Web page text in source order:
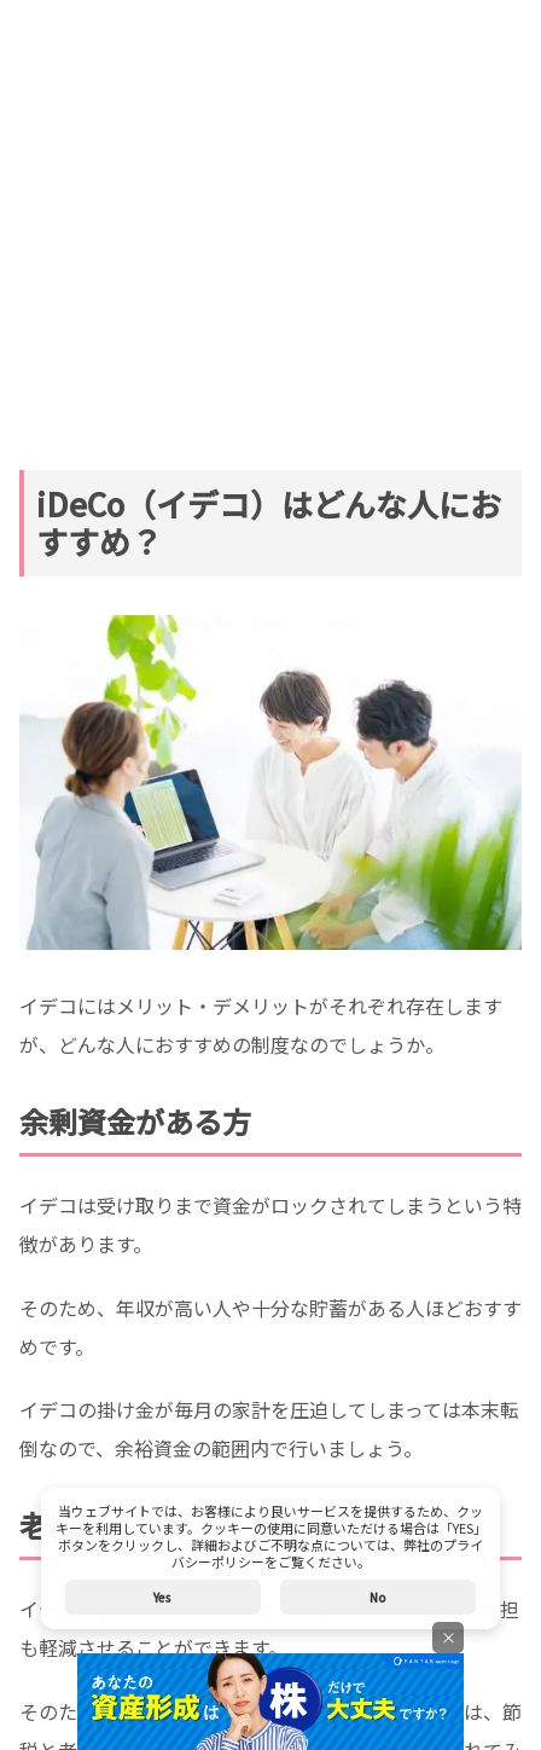
iDeCo（イデコ）はどんな人にお
すすめ？
イデコにはメリット・デメリットがそれぞれ存在します
が、どんな人におすすめの制度なのでしょうか。
余剰資金がある方
イデコは受け取りまで資金がロックされてしまうという特
徴があります。
そのため、年収が高い人や十分な貯蓄がある人ほどおすす
めです。
イデコの掛け金が毎月の家計を圧迫してしまっては本末転
倒なので、余裕資金の範囲内で行いましょう。
老後資金を節税しながら貯めたい方
イデコは、老後に向けた資産の準備をしつつ、税金の負担
も軽減させることができます。
そのため、すでに老後に向けた貯金を始めている方は、節
当ウェブサイトでは、お客様により良いサービスを提供するため、クッ
キーを利用しています。クッキーの使用に同意いただける場合は「YES」
ボタンをクリックし、詳細およびご不明な点については、弊社のプライ
バシーポリシーをご覧ください。
Yes No
×